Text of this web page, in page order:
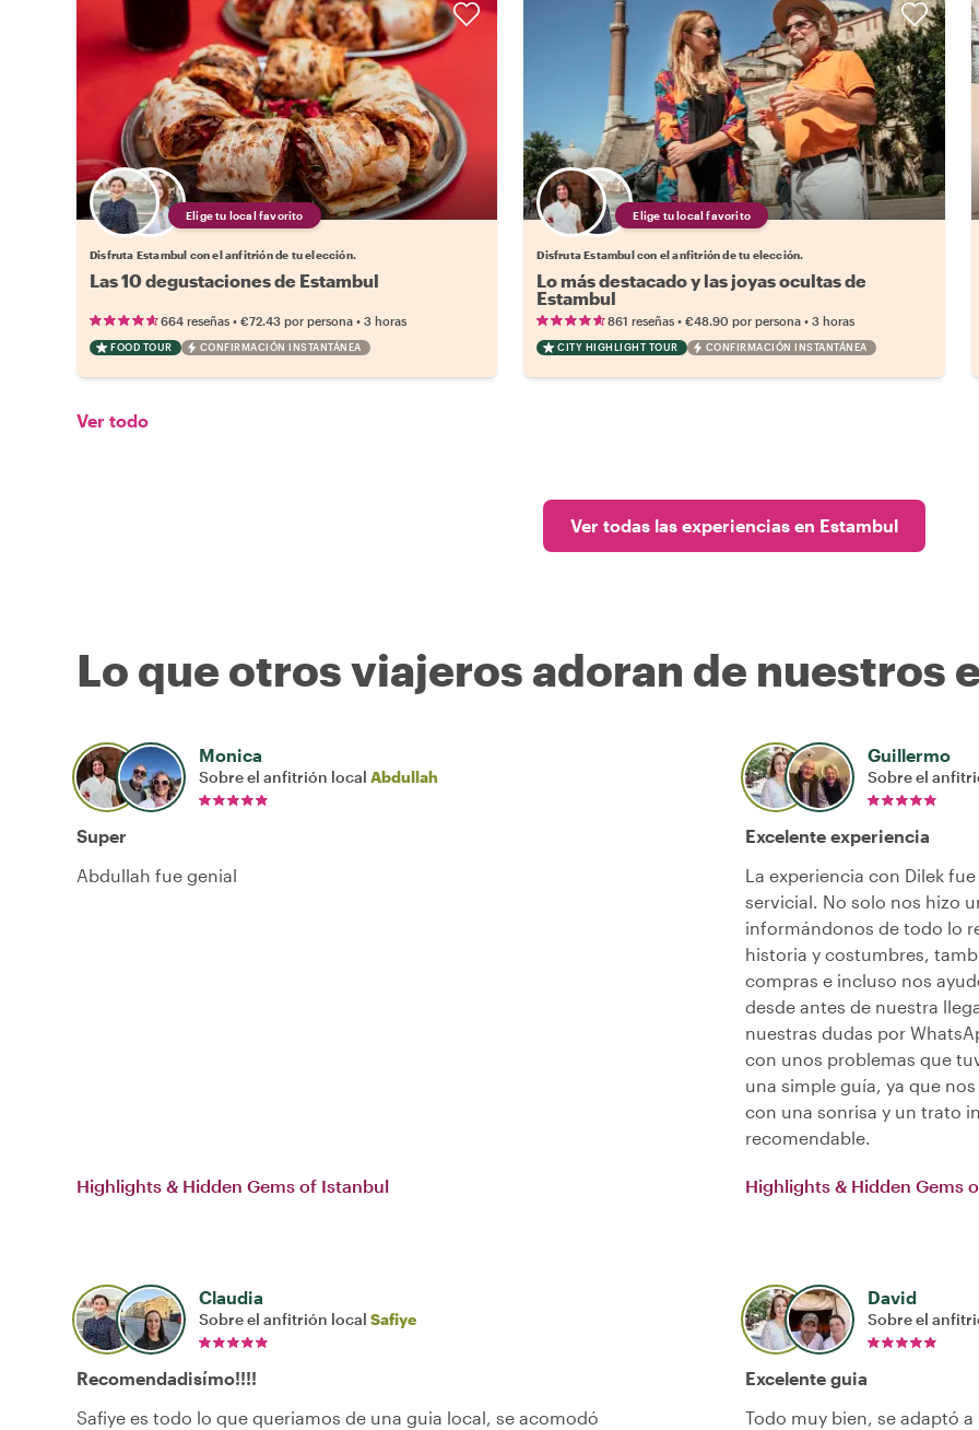
Elige tu local favorito
Disfruta Estambul con el anfitrión de tu elección.
Las 10 degustaciones de Estambul
664 reseñas • €72.43 por persona • 3 horas
FOOD TOUR CONFIRMACIÓN INSTANTÁNEA
Elige tu local favorito
Disfruta Estambul con el anfitrión de tu elección.
Lo más destacado y las joyas ocultas de
Estambul
861 reseñas •€48.90 por persona •3 horas
CITY HIGHLIGHT TOUR CONFIRMACIÓN INSTANTÁNEA
Ver todo
Ver todas las experiencias en Estambul
Lo que otros viajeros adoran de nuestros
Monica
Sobre el anfitrión local Abdullah
Super
Abdullah fue genial
Highlights & Hidden Gems of Istanbul
Guillermo
Sobre el
Excelente experiencia
La experiencia con Dilek
servicial. No solo nos hizo
informándonos de todo lo
historia y costumbres,
compras e incluso nos
desde antes de nuestra
nuestras dudas por
con unos problemas que
una simple guía, ya que
con una sonrisa y un trato
recomendable.
Highlights & Hidden Gems
Claudia
Sobre el anfitrión local Safiye
Recomendadisímo!!!!
Safiye es todo lo que queriamos de una guia local, se acomodó
David
Sobre el
Excelente guia
Todo muy bien, se adaptó